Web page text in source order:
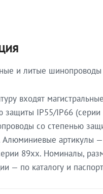
и литые
входят
защиты IP55/IP66
со степенью
артикулы
89xx. Номиналы,
— по каталогу и